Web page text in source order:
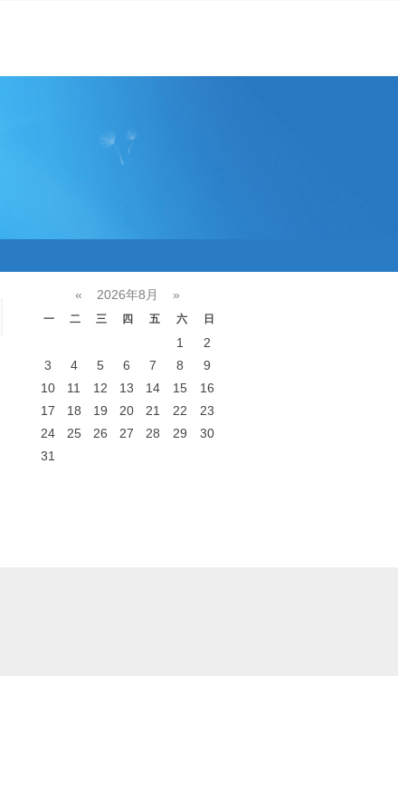
« 2026年8月 »
一 二 三 四 五 六 日
1
2
3
4 5 6 7 8
9
10
11 12 13 14 15
16
17
18 19 20 21 22
23
24
25 26 27 28 29
30
31